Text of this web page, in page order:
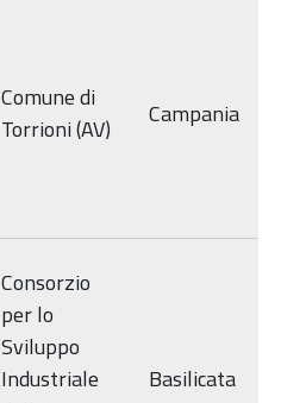
Comune di
Torrioni (AV)
Campania
Consorzio
per lo
Sviluppo
Industriale
Basilicata